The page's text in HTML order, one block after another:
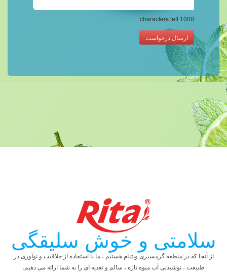
1000
ارسال درخواست
سلامتی و خوش سلیقگی
از آنجا که در منطقه گرمسیری ویتنام هستیم ، ما با استفاده از خلاقیت و نوآوری در
طبیعت ، نوشیدنی آب میوه تازه ، سالم و تغذیه ای را به شما ارائه می دهیم.